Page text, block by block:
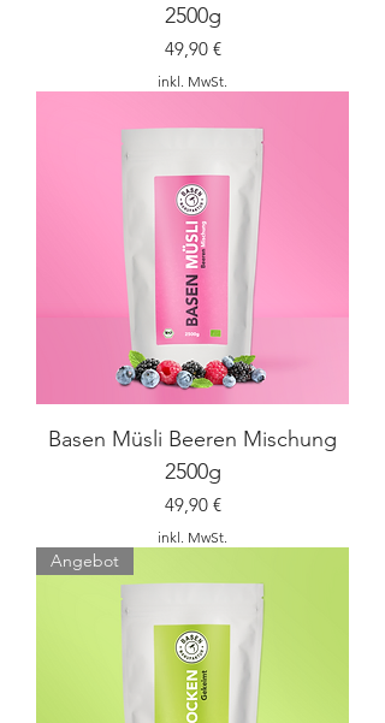
2500g
Preis
49,90 €
inkl. MwSt.
Basen Müsli Beeren Mischung
2500g
Preis
49,90 €
inkl. MwSt.
Angebot